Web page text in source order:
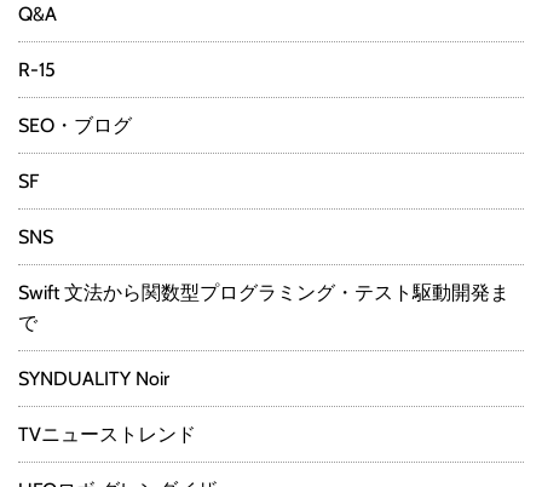
Q&A
R-15
SEO・ブログ
SF
SNS
Swift 文法から関数型プログラミング・テスト駆動開発ま
で
SYNDUALITY Noir
TVニューストレンド